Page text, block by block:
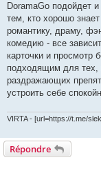
DoramaGo подойдет
тем, кто хорошо
романтику, драму,
комедию - все
карточки и просмотр
подходящим для тех,
раздражающих
устроить себе
VIRTA - [url=https://t.me/
Répondre